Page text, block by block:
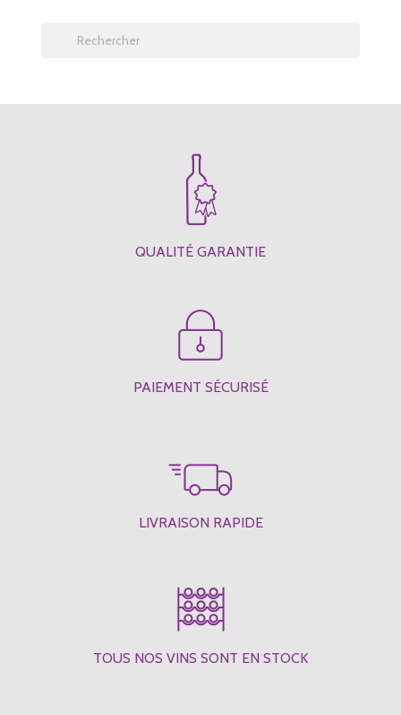
QUALITÉ GARANTIE
PAIEMENT SÉCURISÉ
LIVRAISON RAPIDE
TOUS NOS VINS SONT EN STOCK